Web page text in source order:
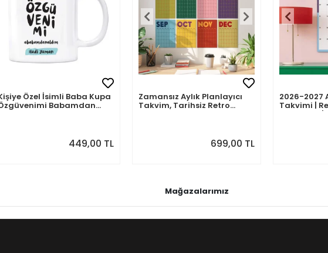
Özel İsimli Baba Kupa
Babamdan
449,00 TL
Zamansız Aylık Planlayıcı
Takvim, Tarihsiz Retro
699,00 TL
2026-2027
Takvimi |
Planlayıcı
Mağazalarımız